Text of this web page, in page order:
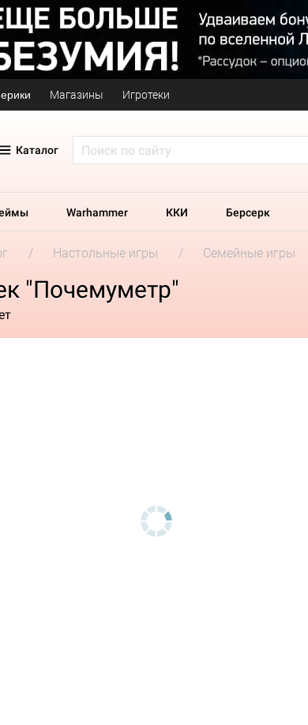
Магазины Игротеки
Каталог
Warhammer ККИ Берсерк
Настольные игры Семейные игры
"Почемуметр"